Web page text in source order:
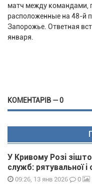
матч между командами,
расположенные на 48-й
Запорожье. Ответная
января.
КОМЕНТАРІВ — 0
У Кривому Розі
служб: рятувальної і
09:26, 13 янв 2026 0